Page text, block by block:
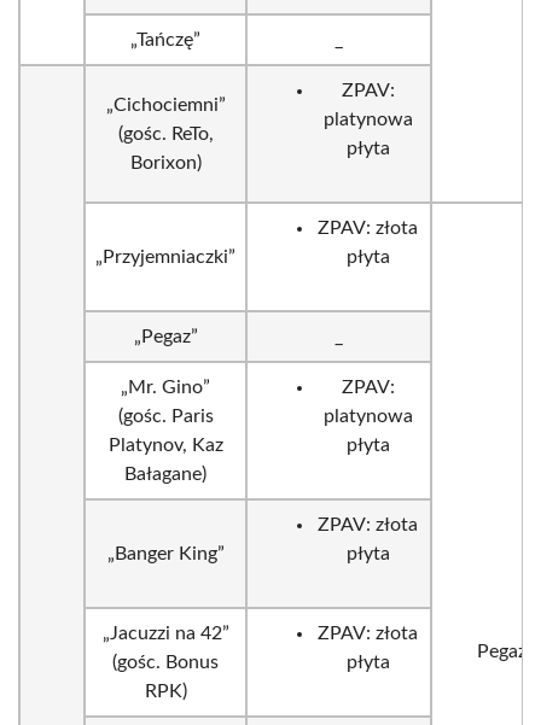
„Tańczę”
„Cichociemni”
(gośc. ReTo,
Borixon)
ZPAV:
platynowa
płyta
„Przyjemniaczki”
ZPAV: złota
płyta
Pegaz
„Pegaz”
„Mr. Gino”
(gośc. Paris
Platynov, Kaz
Bałagane)
ZPAV:
platynowa
płyta
„Banger King”
ZPAV: złota
płyta
„Jacuzzi na 42”
(gośc. Bonus
RPK)
ZPAV: złota
płyta